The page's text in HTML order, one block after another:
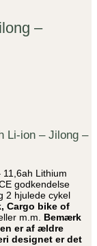
–
Li-ion – Jilong –
Lithium
godkendelse
2 hjulede cykel
Cargo bike of
m.m. Bemærk
er af ældre
designet er det